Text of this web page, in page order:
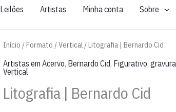
Leilões Artistas Minha conta Sobre
Início /Formato /Vertical / Litografia | Bernardo Cid
Artistas em Acervo, Bernardo Cid, Figurativo, gravura
Vertical
Litografia | Bernardo Cid